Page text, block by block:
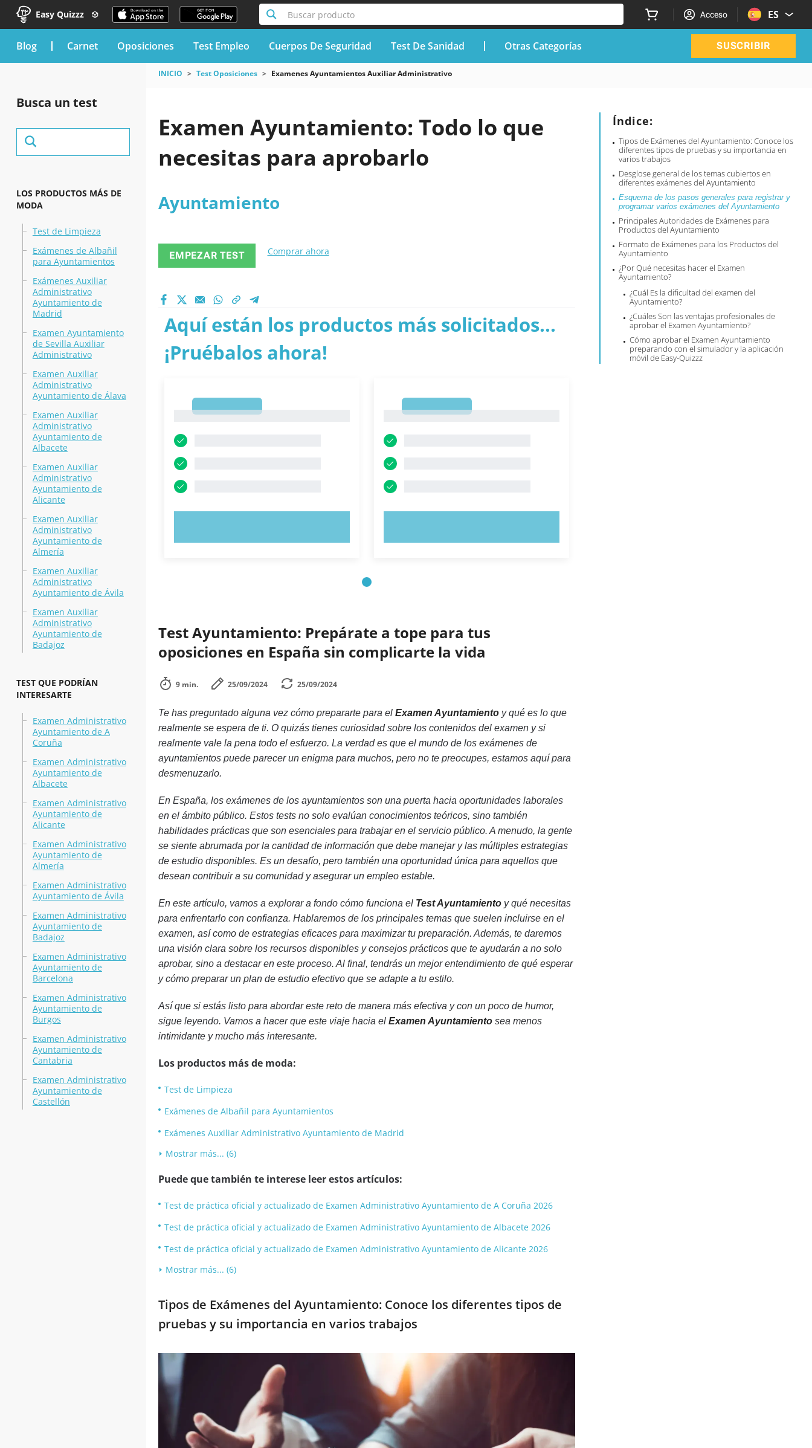
Easy Quizzz Buscar producto Acceso ES
blog Carnet Oposiciones Test Empleo Cuerpos De Seguridad Test De Sanidad Otras Categorías SUSCRIBIR
Busca un test
LOS PRODUCTOS MÁS DE
MODA
Test de Limpieza
Exámenes de Albañil
para Ayuntamientos
Exámenes Auxiliar
Administrativo
Ayuntamiento de
Madrid
Examen Ayuntamiento
de Sevilla Auxiliar
Administrativo
Examen Auxiliar
Administrativo
Ayuntamiento de Álava
Examen Auxiliar
Administrativo
Ayuntamiento de
Albacete
Examen Auxiliar
Administrativo
Ayuntamiento de
Alicante
Examen Auxiliar
Administrativo
Ayuntamiento de
Almería
Examen Auxiliar
Administrativo
Ayuntamiento de Ávila
Examen Auxiliar
Administrativo
Ayuntamiento de
Badajoz
TEST QUE PODRÍAN
INTERESARTE
Examen Administrativo
Ayuntamiento de A
Coruña
Examen Administrativo
Ayuntamiento de
Albacete
Examen Administrativo
Ayuntamiento de
Alicante
Examen Administrativo
Ayuntamiento de
Almería
Examen Administrativo
Ayuntamiento de Ávila
Examen Administrativo
Ayuntamiento de
Badajoz
Examen Administrativo
Ayuntamiento de
Barcelona
Examen Administrativo
Ayuntamiento de
Burgos
Examen Administrativo
Ayuntamiento de
Cantabria
Examen Administrativo
Ayuntamiento de
Castellón
INICIO Test Oposiciones Examenes Ayuntamientos Auxiliar Administrativo
Índice:
Tipos de Exámenes del Ayuntamiento: Conoce los
diferentes tipos de pruebas y su importancia en
varios trabajos
Desglose general de los temas cubiertos en
diferentes exámenes del Ayuntamiento
Esquema de los pasos generales para registrar y
programar varios exámenes del Ayuntamiento
Principales Autoridades de Exámenes para
Productos del Ayuntamiento
Formato de Exámenes para los Productos del
Ayuntamiento
¿Por Qué necesitas hacer el Examen
Ayuntamiento?
¿Cuál Es la dificultad del examen del
Ayuntamiento?
¿Cuáles Son las ventajas profesionales de
aprobar el Examen Ayuntamiento?
Cómo aprobar el Examen Ayuntamiento
preparando con el simulador y la aplicación
móvil de Easy-Quizzz
Examen Ayuntamiento: Todo lo que
necesitas para aprobarlo
Ayuntamiento
EMPEZAR TEST Comprar ahora
Aquí están los productos más solicitados...
¡Pruébalos ahora!
Test Ayuntamiento: Prepárate a tope para tus
oposiciones en España sin complicarte la vida
9 min. 25/09/2024 25/09/2024
Te has preguntado alguna vez cómo prepararte para el Examen Ayuntamientoy qué es lo que
realmente se espera de ti. O quizás tienes curiosidad sobre los contenidos del examen y si
realmente vale la pena todo el esfuerzo. La verdad es que el mundo de los exámenes de
ayuntamientos puede parecer un enigma para muchos, pero no te preocupes, estamos aquí para
desmenuzarlo.
En España, los exámenes de los ayuntamientos son una puerta hacia oportunidades laborales
en el ámbito público. Estos tests no solo evalúan conocimientos teóricos, sino también
habilidades prácticas que son esenciales para trabajar en el servicio público. A menudo, la gente
se siente abrumada por la cantidad de información que debe manejar y las múltiples estrategias
de estudio disponibles. Es un desafío, pero también una oportunidad única para aquellos que
desean contribuir a su comunidad y asegurar un empleo estable.
En este artículo, vamos a explorar a fondo cómo funciona el Test Ayuntamientoy qué necesitas
para enfrentarlo con confianza. Hablaremos de los principales temas que suelen incluirse en el
examen, así como de estrategias eficaces para maximizar tu preparación. Además, te daremos
una visión clara sobre los recursos disponibles y consejos prácticos que te ayudarán a no solo
aprobar, sino a destacar en este proceso. Al final, tendrás un mejor entendimiento de qué esperar
y cómo preparar un plan de estudio efectivo que se adapte a tu estilo.
Así que si estás listo para abordar este reto de manera más efectiva y con un poco de humor,
sigue leyendo. Vamos a hacer que este viaje hacia el Examen Ayuntamientosea menos
intimidante y mucho más interesante.
Los productos más de moda:
Test de Limpieza
Exámenes de Albañil para Ayuntamientos
Exámenes Auxiliar Administrativo Ayuntamiento de Madrid
Mostrar más... (6)
Puede que también te interese leer estos artículos:
Test de práctica oficial y actualizado de Examen Administrativo Ayuntamiento de A Coruña 2026
Test de práctica oficial y actualizado de Examen Administrativo Ayuntamiento de Albacete 2026
Test de práctica oficial y actualizado de Examen Administrativo Ayuntamiento de Alicante 2026
Mostrar más... (6)
Tipos de Exámenes del Ayuntamiento: Conoce los diferentes tipos de
pruebas y su importancia en varios trabajos